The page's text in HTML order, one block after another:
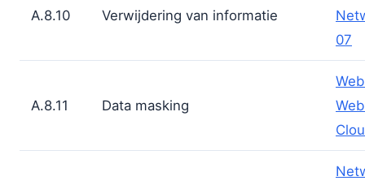
A.8.10 Verwijdering van informatie
07
A.8.11 Data masking